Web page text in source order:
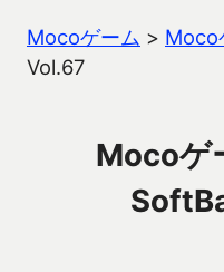
Mocoゲーム > Moco
Vol.67
Mocoゲ